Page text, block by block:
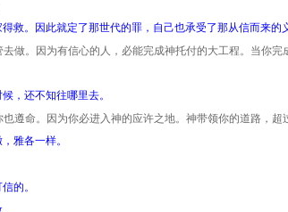
救。因此就定了那世代的罪，自己也承受了那从信而来的
。因为有信心的人，必能完成神托付的大工程。当你完
，还不知往哪里去。
命。因为你必进入神的应许之地。神带领你的道路，超
雅各一样。
的。